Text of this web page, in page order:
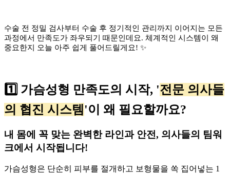
수술 전 정밀 검사부터 수술 후 정기적인 관리까지 이어지는 모든
과정에서 만족도가 좌우되기 때문인데요. 체계적인 시스템이 왜
중요한지 오늘 아주 쉽게 풀어드릴게요! ✨
1️⃣ 가슴성형 만족도의 시작, '전문 의사들
의 협진 시스템'이 왜 필요할까요?
내 몸에 꼭 맞는 완벽한 라인과 안전, 의사들의 팀워
크에서 시작됩니다!
가슴성형은 단순히 피부를 절개하고 보형물을 쏙 집어넣는 1